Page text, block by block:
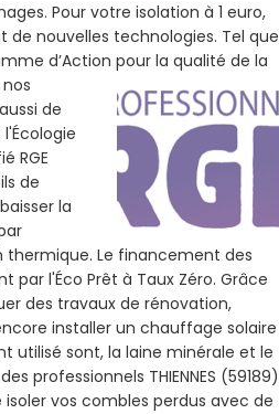
Pour votre isolation à 1 euro,
de nouvelles technologies. Tel que
d’Action pour la qualité de la
de
RGE
de
la
thermique. Le financement des
l'Éco Prêt à Taux Zéro. Grâce
des travaux de rénovation,
installer un chauffage solaire
utilisé sont, la laine minérale et le
professionnels THIENNES (59189)
vos combles perdus avec de